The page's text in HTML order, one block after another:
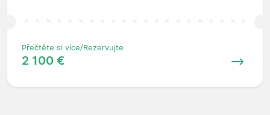
Přečtěte si více/Rezervujte
2 100 €